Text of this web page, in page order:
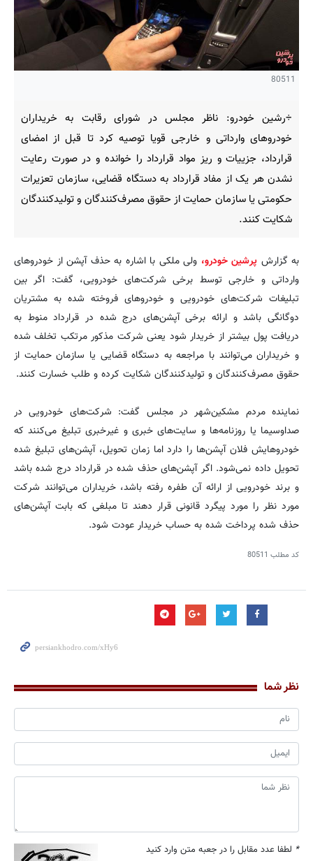
80511
÷رشین خودرو: ناظر مجلس در شورای رقابت به خریداران
خودروهای وارداتی و خارجی قویا توصیه کرد تا قبل از امضای
قرارداد، جزییات و ریز مواد قرارداد را خوانده و در صورت رعایت
نشدن هر یک از مفاد قرارداد به دستگاه قضایی، سازمان تعزیرات
حکومتی یا سازمان حمایت از حقوق مصرف‌کنندگان و تولیدکنندگان
شکایت کنند.
به گزارش پرشین خودرو، ولی ملکی با اشاره به حذف آپشن از خودروهای
وارداتی و خارجی توسط برخی شرکت‌های خودرویی، گفت: اگر بین
تبلیغات شرکت‌های خودرویی و خودروهای فروخته شده به مشتریان
دوگانگی باشد و ارائه برخی آپشن‌های درج شده در قرارداد منوط به
دریافت پول بیشتر از خریدار شود یعنی شرکت مذکور مرتکب تخلف شده
و خریداران می‌توانند با مراجعه به دستگاه قضایی یا سازمان حمایت از
حقوق مصرف‌کنندگان و تولیدکنندگان شکایت کرده و طلب خسارت کنند.
نماینده مردم مشکین‌شهر در مجلس گفت: شرکت‌های خودرویی در
صداوسیما یا روزنامه‌ها و سایت‌های خبری و غیرخبری تبلیغ می‌کنند که
خودروهایش فلان آپشن‌ها را دارد اما زمان تحویل، آپشن‌های تبلیغ شده
تحویل داده نمی‌شود. اگر آپشن‌های حذف شده در قرارداد درج شده باشد
و برند خودرویی از ارائه آن طفره رفته باشد، خریداران می‌توانند شرکت
مورد نظر را مورد پیگرد قانونی قرار دهند تا مبلغی که بابت آپشن‌های
حذف شده پرداخت شده به حساب خریدار عودت شود.
کد مطلب 80511
نظر شما
* لطفا عدد مقابل را در جعبه متن وارد کنید